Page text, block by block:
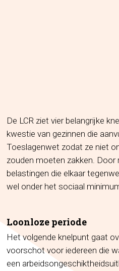
De LCR ziet vier belangrijke
kwestie van gezinnen die
Toeslagenwet zodat ze niet
zouden moeten zakken. Door
belastingen die elkaar
wel onder het sociaal
Loonloze periode
Het volgende knelpunt gaat
voorschot voor iedereen die
een